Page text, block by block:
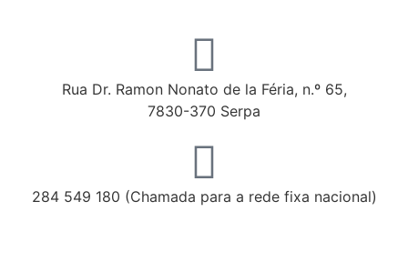
Rua Dr. Ramon Nonato de la Féria, n.º 65,
7830-370 Serpa
284 549 180 (Chamada para a rede fixa nacional)